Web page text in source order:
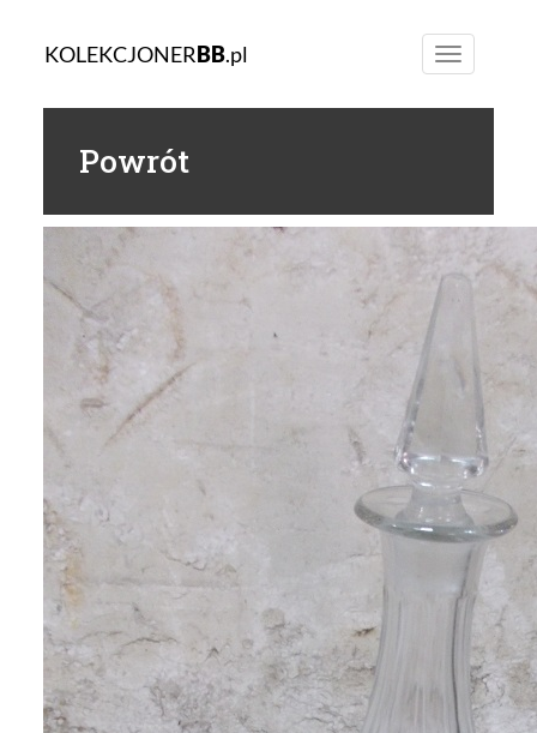
Toggle
navigation
KOLEKCJONERBB.pl
Powrót